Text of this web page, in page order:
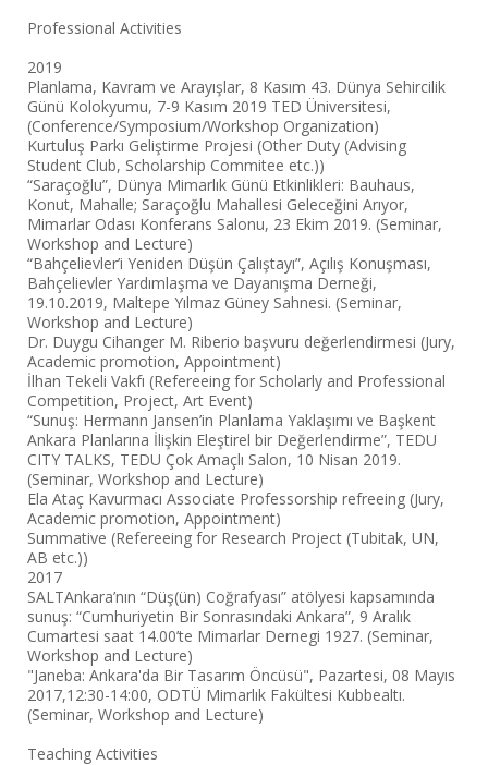
Professional Activities
2019
Planlama, Kavram ve Arayışlar, 8 Kasım 43. Dünya Sehircilik
Günü Kolokyumu, 7-9 Kasım 2019 TED Üniversitesi,
(Conference/Symposium/Workshop Organization)
Kurtuluş Parkı Geliştirme Projesi (Other Duty (Advising
Student Club, Scholarship Commitee etc.))
“Saraçoğlu”, Dünya Mimarlık Günü Etkinlikleri: Bauhaus,
Konut, Mahalle; Saraçoğlu Mahallesi Geleceğini Arıyor,
Mimarlar Odası Konferans Salonu, 23 Ekim 2019. (Seminar,
Workshop and Lecture)
“Bahçelievler’i Yeniden Düşün Çalıştayı”, Açılış Konuşması,
Bahçelievler Yardımlaşma ve Dayanışma Derneği,
19.10.2019, Maltepe Yılmaz Güney Sahnesi. (Seminar,
Workshop and Lecture)
Dr. Duygu Cihanger M. Riberio başvuru değerlendirmesi (Jury,
Academic promotion, Appointment)
İlhan Tekeli Vakfı (Refereeing for Scholarly and Professional
Competition, Project, Art Event)
“Sunuş: Hermann Jansen’in Planlama Yaklaşımı ve Başkent
Ankara Planlarına İlişkin Eleştirel bir Değerlendirme”, TEDU
CITY TALKS, TEDU Çok Amaçlı Salon, 10 Nisan 2019.
(Seminar, Workshop and Lecture)
Ela Ataç Kavurmacı Associate Professorship refreeing (Jury,
Academic promotion, Appointment)
Summative (Refereeing for Research Project (Tubitak, UN,
AB etc.))
2017
SALTAnkara’nın “Düş(ün) Coğrafyası” atölyesi kapsamında
sunuş: “Cumhuriyetin Bir Sonrasındaki Ankara”, 9 Aralık
Cumartesi saat 14.00’te Mimarlar Dernegi 1927. (Seminar,
Workshop and Lecture)
"Janeba: Ankara'da Bir Tasarım Öncüsü", Pazartesi, 08 Mayıs
2017,12:30-14:00, ODTÜ Mimarlık Fakültesi Kubbealtı.
(Seminar, Workshop and Lecture)
Teaching Activities